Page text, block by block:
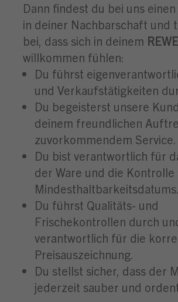
Dann findest du bei uns
in deiner Nachbarschaft und
bei, dass sich in deinem
willkommen fühlen:
Du führst
und Verkaufstätigkeiten
Du begeisterst unsere
deinem freundlichen
zuvorkommendem Service.
Du bist verantwortlich für
der Ware und die Kontrolle
Mindesthaltbarkeitsdatums.
Du führst Qualitäts- und
Frischekontrollen durch
verantwortlich für die
Preisauszeichnung.
Du stellst sicher, dass der
jederzeit sauber und